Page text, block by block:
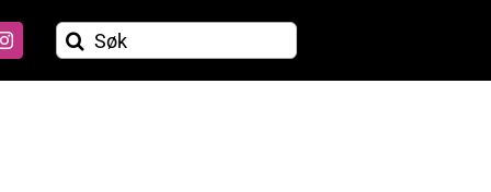
Søk
etter: